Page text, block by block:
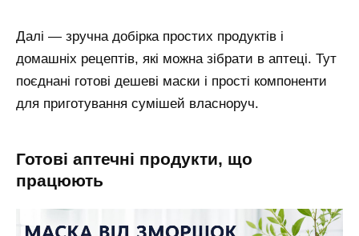
Далі — зручна добірка простих продуктів і
домашніх рецептів, які можна зібрати в аптеці. Тут
поєднані готові дешеві маски і прості компоненти
для приготування сумішей власноруч.
готові аптечні продукти, що
працюють